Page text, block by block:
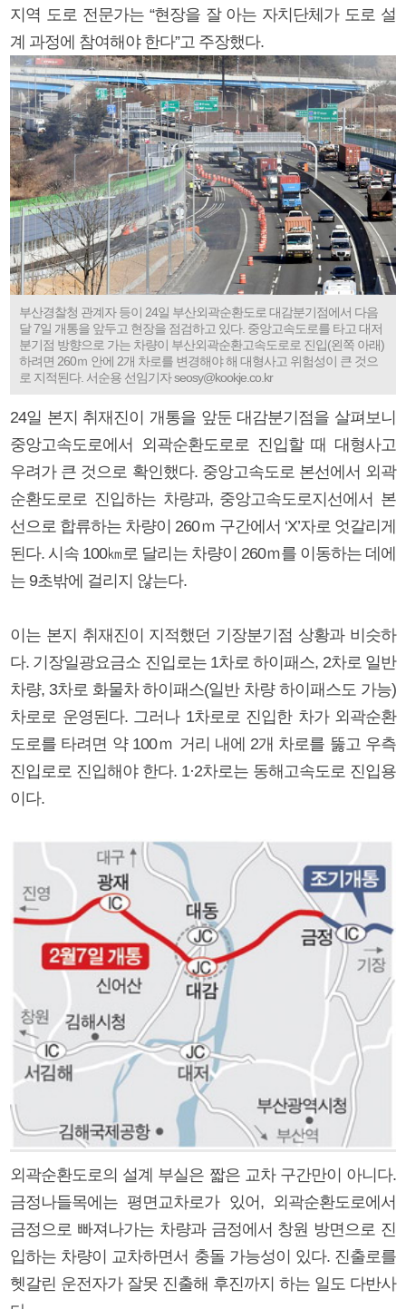
지역 도로 전문가는 “현장을 잘 아는 자치단체가 도로 설
계 과정에 참여해야 한다”고 주장했다.
부산경찰청 관계자 등이 24일 부산외곽순환도로 대감분기점에서 다음
달 7일 개통을 앞두고 현장을 점검하고 있다. 중앙고속도로를 타고 대저
분기점 방향으로 가는 차량이 부산외곽순환고속도로로 진입(왼쪽 아래)
하려면 260ｍ 안에 2개 차로를 변경해야 해 대형사고 위험성이 큰 것으
로 지적된다. 서순용 선임기자 seosy@kookje.co.kr
24일 본지 취재진이 개통을 앞둔 대감분기점을 살펴보니
중앙고속도로에서 외곽순환도로로 진입할 때 대형사고
우려가 큰 것으로 확인했다. 중앙고속도로 본선에서 외곽
순환도로로 진입하는 차량과, 중앙고속도로지선에서 본
선으로 합류하는 차량이 260ｍ 구간에서 ‘X’자로 엇갈리게
된다. 시속 100㎞로 달리는 차량이 260ｍ를 이동하는 데에
는 9초밖에 걸리지 않는다.
이는 본지 취재진이 지적했던 기장분기점 상황과 비슷하
다. 기장일광요금소 진입로는 1차로 하이패스, 2차로 일반
차량, 3차로 화물차 하이패스(일반 차량 하이패스도 가능)
차로로 운영된다. 그러나 1차로로 진입한 차가 외곽순환
도로를 타려면 약 100ｍ 거리 내에 2개 차로를 뚫고 우측
진입로로 진입해야 한다. 1·2차로는 동해고속도로 진입용
이다.
외곽순환도로의 설계 부실은 짧은 교차 구간만이 아니다.
금정나들목에는 평면교차로가 있어, 외곽순환도로에서
금정으로 빠져나가는 차량과 금정에서 창원 방면으로 진
입하는 차량이 교차하면서 충돌 가능성이 있다. 진출로를
헷갈린 운전자가 잘못 진출해 후진까지 하는 일도 다반사